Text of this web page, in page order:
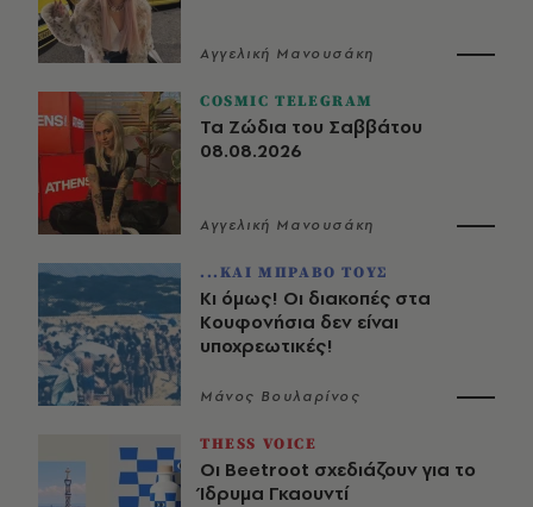
Αγγελική Μανουσάκη
COSMIC TELEGRAM
Τα Ζώδια του Σαββάτου
08.08.2026
Αγγελική Μανουσάκη
...ΚΑΙ ΜΠΡΑΒΟ ΤΟΥΣ
Κι όμως! Οι διακοπές στα
Κουφονήσια δεν είναι
υποχρεωτικές!
Μάνος Βουλαρίνος
THESS VOICE
Οι Beetroot σχεδιάζουν για το
Ίδρυμα Γκαουντί